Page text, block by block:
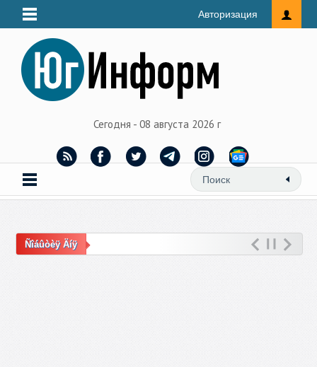
Авторизация
Сегодня - 08 августа 2026 г
Ñîáûòèÿ Äíÿ